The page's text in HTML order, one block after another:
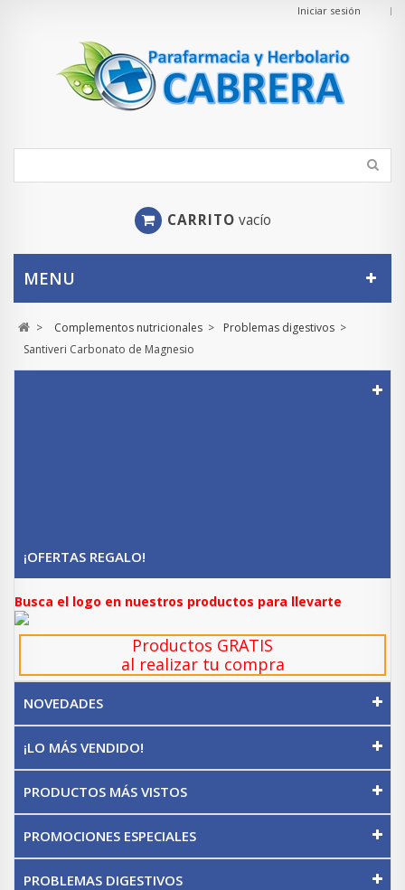
Iniciar sesión
CARRITO vacío
MENU
> Complementos nutricionales > Problemas digestivos >
Santiveri Carbonato de Magnesio
¡OFERTAS REGALO!
Busca el logo en nuestros productos para llevarte
Productos GRATIS
al realizar tu compra
NOVEDADES
¡LO MÁS VENDIDO!
PRODUCTOS MÁS VISTOS
PROMOCIONES ESPECIALES
PROBLEMAS DIGESTIVOS